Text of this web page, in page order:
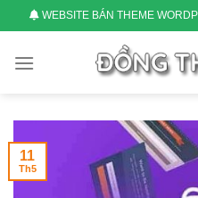
to
content
WEBSITE BÁN THEME
11
Th5